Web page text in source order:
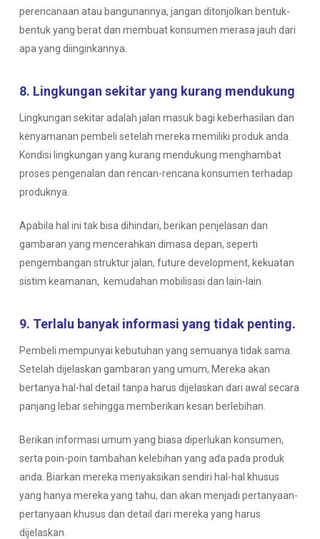
perencanaan atau bangunannya, jangan ditonjolkan bentuk-
bentuk yang berat dan membuat konsumen merasa jauh dari
apa yang diinginkannya.
8. Lingkungan sekitar yang kurang mendukung
Lingkungan sekitar adalah jalan masuk bagi keberhasilan dan
kenyamanan pembeli setelah mereka memiliki produk anda.
Kondisi lingkungan yang kurang mendukung menghambat
proses pengenalan dan rencan-rencana konsumen terhadap
produknya.
Apabila hal ini tak bisa dihindari, berikan penjelasan dan
gambaran yang mencerahkan dimasa depan, seperti
pengembangan struktur jalan, future development, kekuatan
sistim keamanan, kemudahan mobilisasi dan lain-lain.
9. Terlalu banyak informasi yang tidak penting.
Pembeli mempunyai kebutuhan yang semuanya tidak sama.
Setelah dijelaskan gambaran yang umum, Mereka akan
bertanya hal-hal detail tanpa harus dijelaskan dari awal secara
panjang lebar sehingga memberikan kesan berlebihan.
Berikan informasi umum yang biasa diperlukan konsumen,
serta poin-poin tambahan kelebihan yang ada pada produk
anda. Biarkan mereka menyaksikan sendiri hal-hal khusus
yang hanya mereka yang tahu, dan akan menjadi pertanyaan-
pertanyaan khusus dan detail dari mereka yang harus
dijelaskan.